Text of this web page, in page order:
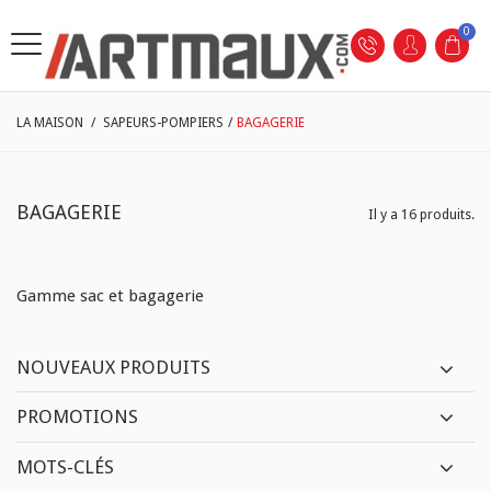
0
LA MAISON / SAPEURS-POMPIERS / BAGAGERIE
BAGAGERIE Il y a 16 produits.
Gamme sac et bagagerie
NOUVEAUX PRODUITS
PROMOTIONS
MOTS-CLÉS